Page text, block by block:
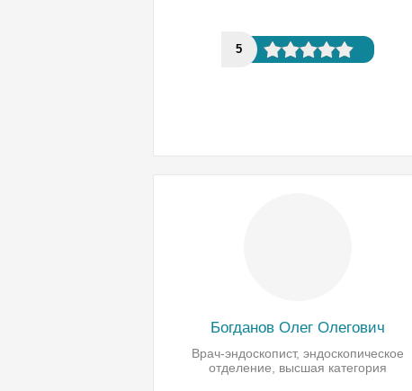
5
Богданов Олег Олегович
Врач-эндоскопист, эндоскопическое
отделение, высшая категория